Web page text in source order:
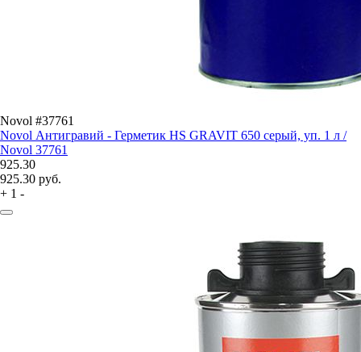
Novol #37761
Novol Антигравий - Герметик HS GRAVIT 650 серый, уп. 1 л /
Novol 37761
925.30
925.30 руб.
+ 1 -